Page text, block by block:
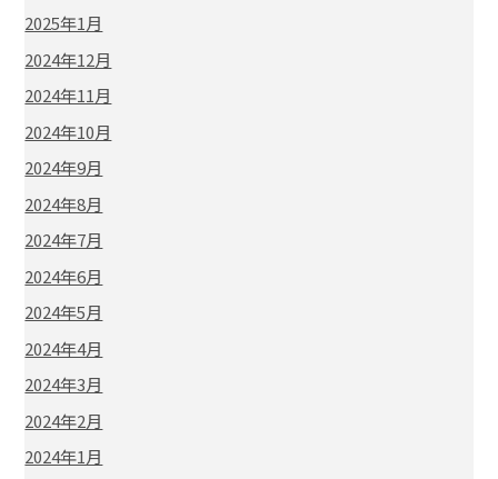
2025年1月
2024年12月
2024年11月
2024年10月
2024年9月
2024年8月
2024年7月
2024年6月
2024年5月
2024年4月
2024年3月
2024年2月
2024年1月